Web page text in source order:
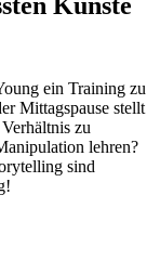
ein Training zu
Mittagspause stellt
zu
lehren?
sind